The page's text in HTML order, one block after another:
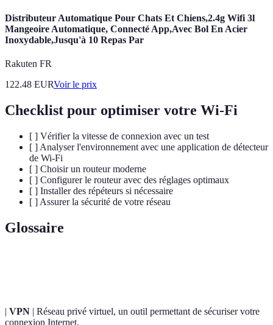
Distributeur Automatique Pour Chats Et Chiens,2.4g Wifi 3l
Mangeoire Automatique, Connecté App,Avec Bol En Acier
Inoxydable,Jusqu'à 10 Repas Par
Rakuten FR
122.48 EURVoir le prix
Checklist pour optimiser votre Wi-Fi
[ ] Vérifier la vitesse de connexion avec un test
[ ] Analyser l'environnement avec une application de détecteur
de Wi-Fi
[ ] Choisir un routeur moderne
[ ] Configurer le routeur avec des réglages optimaux
[ ] Installer des répéteurs si nécessaire
[ ] Assurer la sécurité de votre réseau
Glossaire
| VPN | Réseau privé virtuel, un outil permettant de sécuriser votre
connexion Internet.